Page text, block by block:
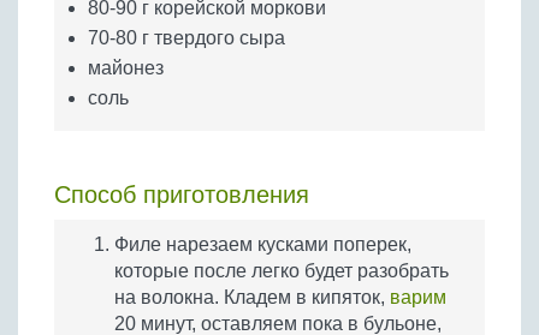
80-90 г корейской моркови
70-80 г твердого сыра
майонез
соль
Способ приготовления
Филе нарезаем кусками поперек,
которые после легко будет разобрать
на волокна. Кладем в кипяток, варим
20 минут, оставляем пока в бульоне,